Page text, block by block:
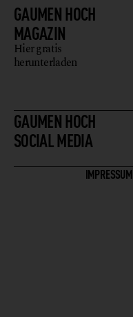
GAUMEN HOCH
MAGAZIN
Hier gratis
herunterladen
GAUMEN HOCH
SOCIAL MEDIA
IMPRESSUM